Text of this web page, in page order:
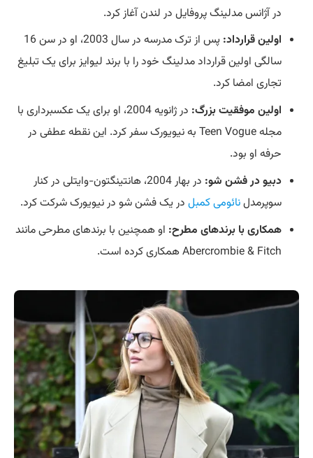
در آژانس مدلینگ پروفایل در لندن آغاز کرد.
اولین قرارداد:
پس از ترک مدرسه در سال 2003، او در سن 16
سالگی اولین قرارداد مدلینگ خود را با برند لیوایز برای یک تبلیغ
تجاری امضا کرد.
اولین موفقیت بزرگ:
در ژانویه 2004، او برای یک عکسبرداری با
مجله Teen Vogue به نیویورک سفر کرد. این نقطه عطفی در
حرفه او بود.
دبیو در فشن شو:
در بهار 2004، هانتینگتون-وایتلی در کنار
سوپرمدلنائومی کمبل در یک فشن شو در نیویورک شرکت کرد.
همکاری با برندهای مطرح: او همچنین با برندهای مطرحی مانند
Abercrombie & Fitch همکاری کرده است.